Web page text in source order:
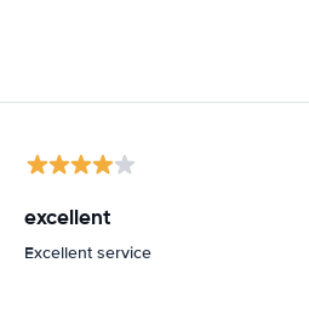
excellent
Excellent service